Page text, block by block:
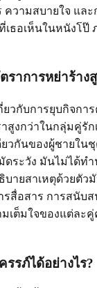
วามสบายใจ และ
เธอเห็นในหนังโป๊
ราการหย่าร้าง
ยวกับการยุบกิจกา
สูงกว่าในกลุ่มคู่รัก
ยวกันของผู้ชายใ
ดระวัง มันไม่ได้ท
บายสาเหตุด้วยตั
สื่อสาร การสนับ
เต็มใจของแต่ละ
รรภ์ได้อย่างไร?